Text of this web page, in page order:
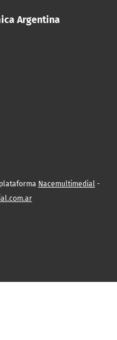
Argentina
Nacemultimedial-